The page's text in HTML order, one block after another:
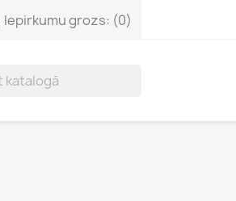
Iepirkumu grozs: (0)